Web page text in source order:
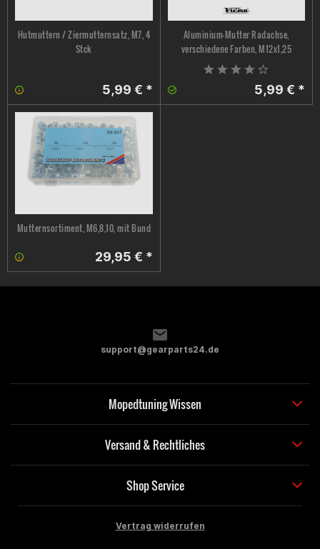
Hutmuttern / Ziermutternsatz, M7, 4
Stck
5,99 € *
Aluminium-Mutter Radachse,
verschiedene Farben, M12x1,25
5,99 € *
Mutternsortiment, M6,8,10, mit Bund
29,95 € *
support@gearparts24.de
Mopedtuning Wissen
Versand & Rechtliches
Shop Service
Vertrag widerrufen